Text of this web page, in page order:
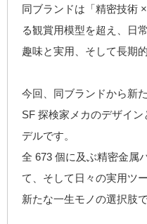
同ブランドは「精密技術
る観賞用模型を超え、日
趣味と実用、そして長期
今回、同ブランドから新
SF 探検家メカのデザイ
デルです。
全 673 個に及ぶ精密金属
て、そして日々の実用ツ
新たな一生モノの選択肢で